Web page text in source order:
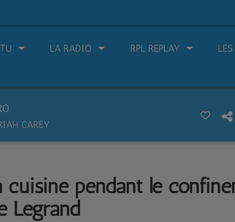
LA RADIO RPL REPLAY
CAREY
cuisine pendant le
Legrand